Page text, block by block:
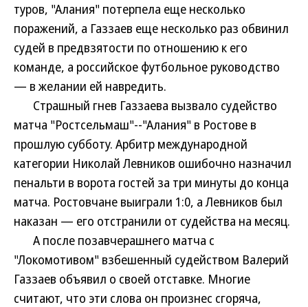
туров, "Алания" потерпела еще несколько
поражений, а Газзаев еще несколько раз обвинил
судей в предвзятости по отношению к его
команде, а российское футбольное руководство
— в желании ей навредить.
Страшный гнев Газзаева вызвало судейство
матча "Ростсельмаш"--"Алания" в Ростове в
прошлую субботу. Арбитр международной
категории Николай Левников ошибочно назначил
пенальти в ворота гостей за три минуты до конца
матча. Ростовчане выиграли 1:0, а Левников был
наказан — его отстранили от судейства на месяц.
А после позавчерашнего матча с
"Локомотивом" взбешенный судейством Валерий
Газзаев объявил о своей отставке. Многие
считают, что эти слова он произнес сгоряча,